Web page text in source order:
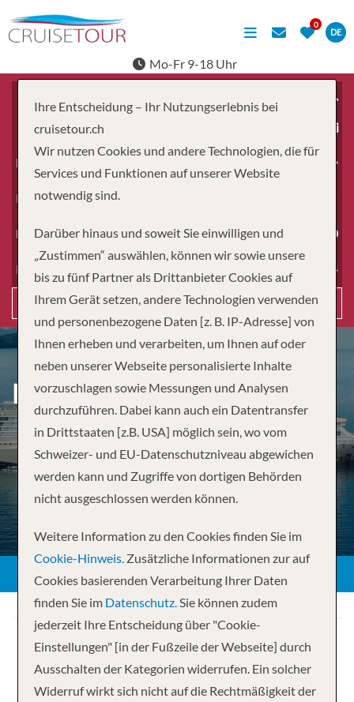
DE
Mo-Fr 9-18 Uhr
Erwachsene
Kinder
Dauer
Reiseart
Suchen
MIAMI, FL TO MIAMI, FL
Ihre Entscheidung – Ihr Nutzungserlebnis bei
cruisetour.ch
Wir nutzen Cookies und andere Technologien, die für
Services und Funktionen auf unserer Website
notwendig sind.
Darüber hinaus und soweit Sie einwilligen und
„Zustimmen“ auswählen, können wir sowie unsere
bis zu fünf Partner als Drittanbieter Cookies auf
Ihrem Gerät setzen, andere Technologien verwenden
und personenbezogene Daten [z. B. IP-Adresse] von
Ihnen erheben und verarbeiten, um Ihnen auf oder
neben unserer Webseite personalisierte Inhalte
vorzuschlagen sowie Messungen und Analysen
durchzuführen. Dabei kann auch ein Datentransfer
in Drittstaaten [z.B. USA] möglich sein, wo vom
Schweizer- und EU-Datenschutzniveau abgewichen
werden kann und Zugriffe von dortigen Behörden
nicht ausgeschlossen werden können.
Weitere Information zu den Cookies finden Sie im
Cookie-Hinweis. Zusätzliche Informationen zur auf
Cookies basierenden Verarbeitung Ihrer Daten
finden Sie im Datenschutz.Sie können zudem
jederzeit Ihre Entscheidung über "Cookie-
Einstellungen" [in der Fußzeile der Webseite] durch
Ausschalten der Kategorien widerrufen. Ein solcher
Widerruf wirkt sich nicht auf die Rechtmäßigkeit der